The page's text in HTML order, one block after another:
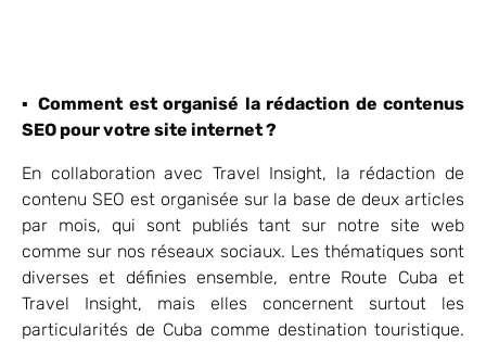
▪ Comment est organisé la rédaction de contenus
SEO pour votre site internet ?
En collaboration avec Travel Insight, la rédaction de
contenu SEO est organisée sur la base de deux articles
par mois, qui sont publiés tant sur notre site web
comme sur nos réseaux sociaux. Les thématiques sont
diverses et définies ensemble, entre Route Cuba et
Travel Insight, mais elles concernent surtout les
particularités de Cuba comme destination touristique.